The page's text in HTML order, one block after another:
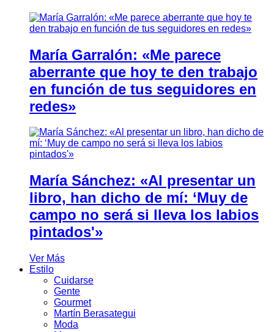
María Garralón: «Me parece
aberrante que hoy te den trabajo
en función de tus seguidores en
redes»
María Sánchez: «Al presentar un
libro, han dicho de mí: ‘Muy de
campo no será si lleva los labios
pintados'»
Ver Más
Estilo
Cuidarse
Gente
Gourmet
Martín Berasategui
Moda